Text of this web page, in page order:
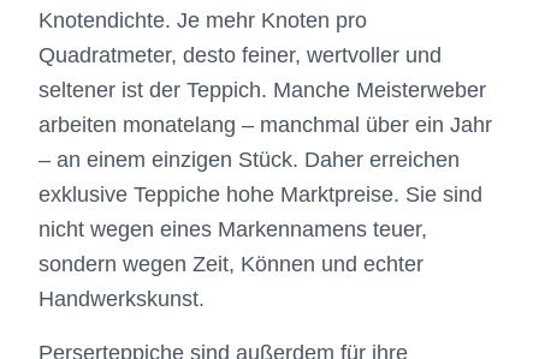
Knotendichte. Je mehr Knoten pro
Quadratmeter, desto feiner, wertvoller und
seltener ist der Teppich. Manche Meisterweber
arbeiten monatelang – manchmal über ein Jahr
– an einem einzigen Stück. Daher erreichen
exklusive Teppiche hohe Marktpreise. Sie sind
nicht wegen eines Markennamens teuer,
sondern wegen Zeit, Können und echter
Handwerkskunst.
Perserteppiche sind außerdem für ihre